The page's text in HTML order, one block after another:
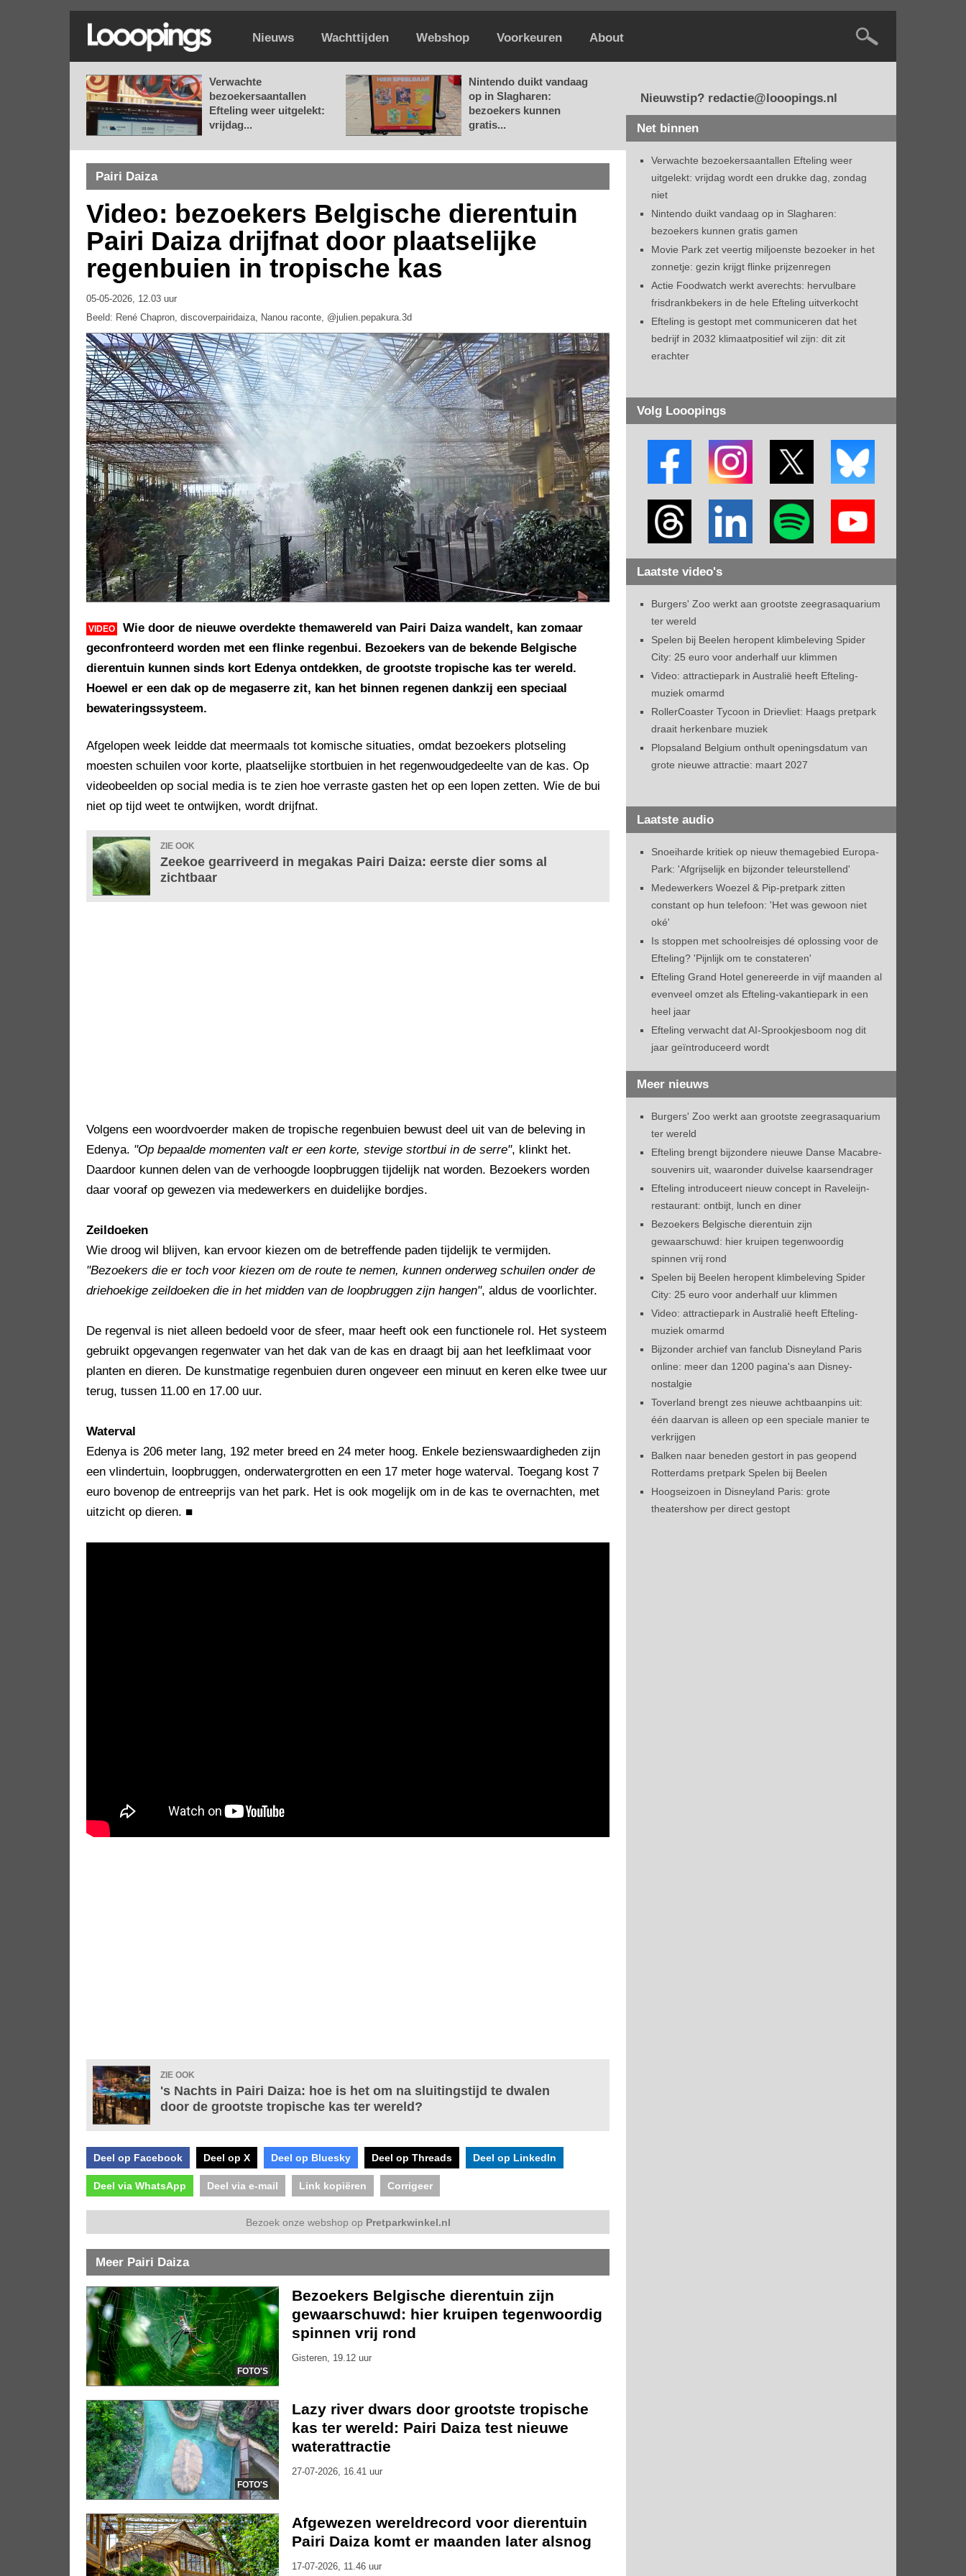
Nieuws Wachttijden Webshop Voorkeuren About
Verwachte
bezoekersaantallen
Efteling weer uitgelekt:
vrijdag...
Nintendo duikt vandaag
op in Slagharen:
bezoekers kunnen
gratis...
Pairi Daiza
Video: bezoekers Belgische dierentuin
Pairi Daiza drijfnat door plaatselijke
regenbuien in tropische kas
05-05-2026, 12.03 uur
Beeld: René Chapron, discoverpairidaiza, Nanou raconte, @julien.pepakura.3d
VIDEO
Wie door de nieuwe overdekte themawereld van Pairi Daiza wandelt, kan zomaar
geconfronteerd worden met een flinke regenbui. Bezoekers van de bekende Belgische
dierentuin kunnen sinds kort Edenya ontdekken, de grootste tropische kas ter wereld.
Hoewel er een dak op de megaserre zit, kan het binnen regenen dankzij een speciaal
bewateringssysteem.
Afgelopen week leidde dat meermaals tot komische situaties, omdat bezoekers plotseling
moesten schuilen voor korte, plaatselijke stortbuien in het regenwoudgedeelte van de kas. Op
videobeelden op social media is te zien hoe verraste gasten het op een lopen zetten. Wie de bui
niet op tijd weet te ontwijken, wordt drijfnat.
ZIE OOK
Zeekoe gearriveerd in megakas Pairi Daiza: eerste dier soms al
zichtbaar
Volgens een woordvoerder maken de tropische regenbuien bewust deel uit van de beleving in
Edenya. "Op bepaalde momenten valt er een korte, stevige stortbui in de serre", klinkt het.
Daardoor kunnen delen van de verhoogde loopbruggen tijdelijk nat worden. Bezoekers worden
daar vooraf op gewezen via medewerkers en duidelijke bordjes.
Zeildoeken
Wie droog wil blijven, kan ervoor kiezen om de betreffende paden tijdelijk te vermijden.
"Bezoekers die er toch voor kiezen om de route te nemen, kunnen onderweg schuilen onder de
driehoekige zeildoeken die in het midden van de loopbruggen zijn hangen", aldus de voorlichter.
De regenval is niet alleen bedoeld voor de sfeer, maar heeft ook een functionele rol. Het systeem
gebruikt opgevangen regenwater van het dak van de kas en draagt bij aan het leefklimaat voor
planten en dieren. De kunstmatige regenbuien duren ongeveer een minuut en keren elke twee uur
terug, tussen 11.00 en 17.00 uur.
Waterval
Edenya is 206 meter lang, 192 meter breed en 24 meter hoog. Enkele bezienswaardigheden zijn
een vlindertuin, loopbruggen, onderwatergrotten en een 17 meter hoge waterval. Toegang kost 7
euro bovenop de entreeprijs van het park. Het is ook mogelijk om in de kas te overnachten, met
uitzicht op dieren. ■
ZIE OOK
's Nachts in Pairi Daiza: hoe is het om na sluitingstijd te dwalen
door de grootste tropische kas ter wereld?
Deel op Facebook Deel op X Deel op Bluesky Deel op Threads Deel op LinkedIn
Deel via WhatsApp Deel via e-mail Link kopiëren Corrigeer
Bezoek onze webshop op Pretparkwinkel.nl
Meer Pairi Daiza
FOTO'S
Bezoekers Belgische dierentuin zijn
gewaarschuwd: hier kruipen tegenwoordig
spinnen vrij rond
Gisteren, 19.12 uur
FOTO'S
Lazy river dwars door grootste tropische
kas ter wereld: Pairi Daiza test nieuwe
waterattractie
27-07-2026, 16.41 uur
Afgewezen wereldrecord voor dierentuin
Pairi Daiza komt er maanden later alsnog
17-07-2026, 11.46 uur
Nieuwstip? redactie@looopings.nl
Net binnen
Verwachte bezoekersaantallen Efteling weer
uitgelekt: vrijdag wordt een drukke dag, zondag
niet
Nintendo duikt vandaag op in Slagharen:
bezoekers kunnen gratis gamen
Movie Park zet veertig miljoenste bezoeker in het
zonnetje: gezin krijgt flinke prijzenregen
Actie Foodwatch werkt averechts: hervulbare
frisdrankbekers in de hele Efteling uitverkocht
Efteling is gestopt met communiceren dat het
bedrijf in 2032 klimaatpositief wil zijn: dit zit
erachter
Volg Looopings
Laatste video's
Burgers' Zoo werkt aan grootste zeegrasaquarium
ter wereld
Spelen bij Beelen heropent klimbeleving Spider
City: 25 euro voor anderhalf uur klimmen
Video: attractiepark in Australië heeft Efteling-
muziek omarmd
RollerCoaster Tycoon in Drievliet: Haags pretpark
draait herkenbare muziek
Plopsaland Belgium onthult openingsdatum van
grote nieuwe attractie: maart 2027
Laatste audio
Snoeiharde kritiek op nieuw themagebied Europa-
Park: 'Afgrijselijk en bijzonder teleurstellend'
Medewerkers Woezel & Pip-pretpark zitten
constant op hun telefoon: 'Het was gewoon niet
oké'
Is stoppen met schoolreisjes dé oplossing voor de
Efteling? 'Pijnlijk om te constateren'
Efteling Grand Hotel genereerde in vijf maanden al
evenveel omzet als Efteling-vakantiepark in een
heel jaar
Efteling verwacht dat AI-Sprookjesboom nog dit
jaar geïntroduceerd wordt
Meer nieuws
Burgers' Zoo werkt aan grootste zeegrasaquarium
ter wereld
Efteling brengt bijzondere nieuwe Danse Macabre-
souvenirs uit, waaronder duivelse kaarsendrager
Efteling introduceert nieuw concept in Raveleijn-
restaurant: ontbijt, lunch en diner
Bezoekers Belgische dierentuin zijn
gewaarschuwd: hier kruipen tegenwoordig
spinnen vrij rond
Spelen bij Beelen heropent klimbeleving Spider
City: 25 euro voor anderhalf uur klimmen
Video: attractiepark in Australië heeft Efteling-
muziek omarmd
Bijzonder archief van fanclub Disneyland Paris
online: meer dan 1200 pagina's aan Disney-
nostalgie
Toverland brengt zes nieuwe achtbaanpins uit:
één daarvan is alleen op een speciale manier te
verkrijgen
Balken naar beneden gestort in pas geopend
Rotterdams pretpark Spelen bij Beelen
Hoogseizoen in Disneyland Paris: grote
theatershow per direct gestopt